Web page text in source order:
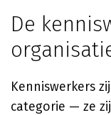
De
Kenniswerkers
categorie — ze